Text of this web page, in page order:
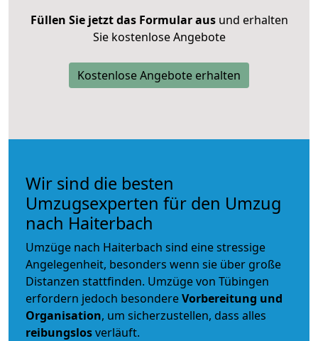
Füllen Sie jetzt das Formular ausund erhalten
Sie kostenlose Angebote
Kostenlose Angebote erhalten
Wir sind die besten
Umzugsexperten für den Umzug
nach Haiterbach
Umzüge nach Haiterbach sind eine stressige
Angelegenheit, besonders wenn sie über große
Distanzen stattfinden. Umzüge von Tübingen
erfordern jedoch besondereVorbereitung und
Organisation, um sicherzustellen, dass alles
reibungslosverläuft.